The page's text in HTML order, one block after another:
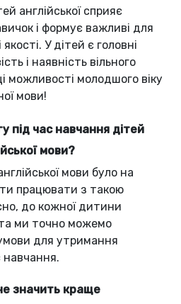
англійської сприяє
і формує важливі для
У дітей є головні
і наявність вільного
можливості молодшого віку
мови!
під час навчання дітей
мови?
мови було на
працювати з такою
до кожної дитини
та ми точно можемо
для утримання
навчання.
значить краще